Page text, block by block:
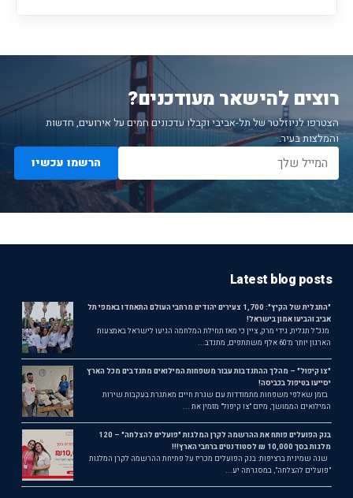
רוצים להישאר מעודכנים?
הצטרפו לניוזלטר של תל-אביבי וקבלו עדכונים חמים על אירועים, חדשות
והמלצות בעיר.
הרשמו עכשיו
Latest blog posts
"התגלית של הקיץ": 1,700 צעירים יהודים מרחבי העולם התאחדו באמפי תל
אביב והביעו אמון בישראל!
מנכ"ל תגלית, גידי מרק, ציין כי מאז תחילת המלחמה הגיעו לישראל באמצעות
הארגון יותר מ־60 אלף משתתפים, מתנדב...
"צו קיפול" – מהלך ההתנדבות עבור משפחות המילואים מתנדבים מכל הארץ
יסייעו בטיפול בכביסה!
בזמן שאלפי משפחות מתמודדות עם שגרת חיים מאתגרת בעקבות שירות
המילואים הממושך, מיזם "צו קיפול" מזמין את ...
בנק הפועלים פותח את ההרשמה לקרן המלגות "פועלים להצלחה" – 120
מלגות בסך 10,000 ₪ לסטודנטים ברחבי הארץ!!!
שנה שמינית ברציפות: בנק הפועלים מכריז על פתיחת ההרשמה לקרן המלגות
"פועלים להצלחה", במסגרתה יע...